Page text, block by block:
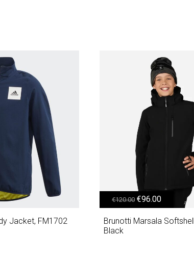
Jacket, FM1702
€120.00 Original price was: €120.00.
€96.00Η τρέχουσα τιμή είναι: €96.00.
Brunotti Marsala
Black